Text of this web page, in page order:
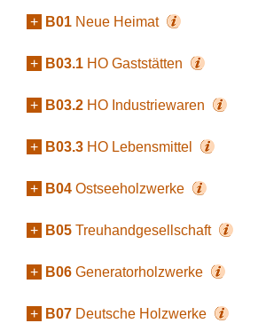
+ B01 Neue Heimat
+ B03.1 HO Gaststätten
+ B03.2 HO Industriewaren
+ B03.3 HO Lebensmittel
+ B04 Ostseeholzwerke
+ B05 Treuhandgesellschaft
+ B06 Generatorholzwerke
+ B07 Deutsche Holzwerke